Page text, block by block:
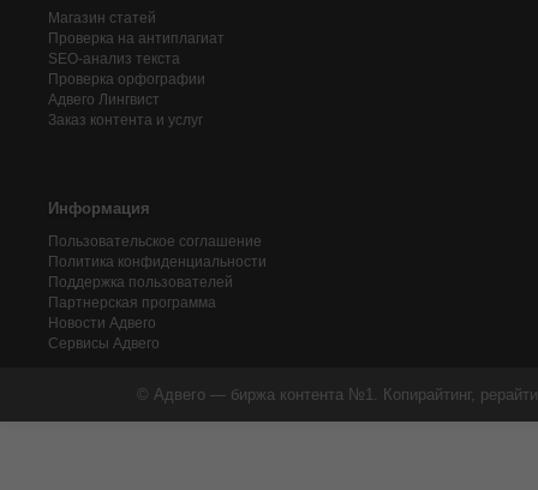
Магазин статей
Проверка на антиплагиат
SEO-анализ текста
Проверка орфографии
Адвего Лингвист
Заказ контента и услуг
Информация
Пользовательское соглашение
Политика конфиденциальности
Поддержка пользователей
Партнерская программа
Новости Адвего
Сервисы Адвего
© Адвего — биржа контента №1. Копирайтинг,